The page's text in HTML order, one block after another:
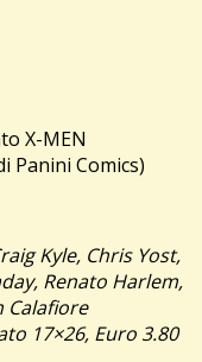
Kyle, Chris Yost,
Renato Harlem,
Calafiore
17×26, Euro 3.80